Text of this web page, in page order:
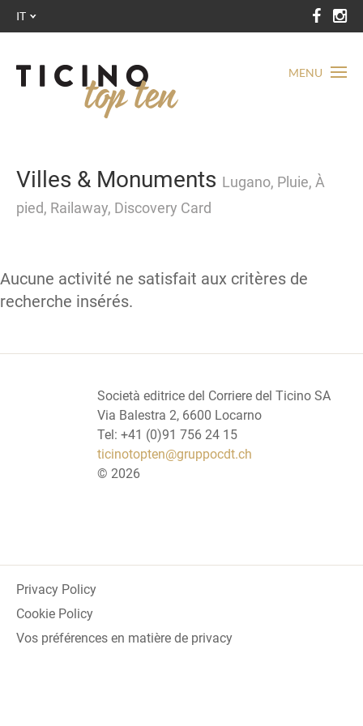
MENU
IT
Villes & Monuments Lugano, Pluie, À
pied, Railaway, Discovery Card
Aucune activité ne satisfait aux critères de
recherche insérés.
Società editrice del Corriere del Ticino SA
Via Balestra 2, 6600 Locarno
Tel: +41 (0)91 756 24 15
ticinotopten@gruppocdt.ch
© 2026
Privacy Policy
Cookie Policy
Vos préférences en matière de privacy